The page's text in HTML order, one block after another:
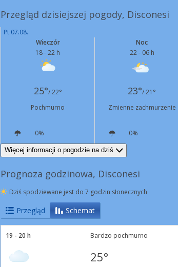
Przegląd dzisiejszej pogody, Disconesi
Pt 07.08.
Wieczór
18 - 22 h
Noc
22 - 06 h
25°/ 22° 23°/ 21°
Pochmurno
Zmienne zachmurzenie
0%
0%
SW
4 km/h
Więcej informacji o pogodzie na dziś
Prognoza godzinowa, Disconesi
Dziś spodziewane jest do 7 godzin słonecznych
Przegląd Schemat
19 - 20 h Bardzo pochmurno
25°